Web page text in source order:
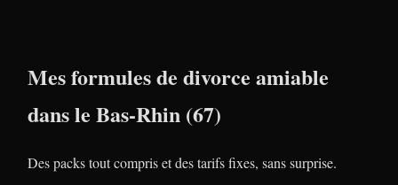
Mes formules de divorce amiable
dans le Bas-Rhin (67)
Des packs tout compris et des tarifs fixes, sans surprise.